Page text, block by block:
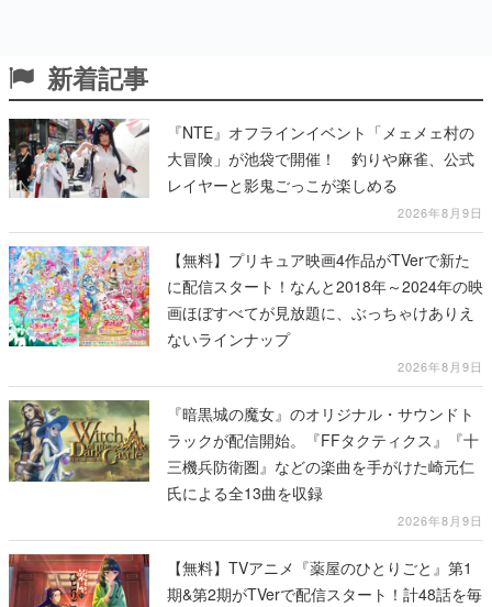
新着記事
『NTE』オフラインイベント「メェメェ村の
大冒険」が池袋で開催！ 釣りや麻雀、公式
レイヤーと影鬼ごっこが楽しめる
2026年8月9日
【無料】プリキュア映画4作品がTVerで新た
に配信スタート！なんと2018年～2024年の映
画ほぼすべてが見放題に、ぶっちゃけありえ
ないラインナップ
2026年8月9日
『暗黒城の魔女』のオリジナル・サウンドト
ラックが配信開始。『FFタクティクス』『十
三機兵防衛圏』などの楽曲を手がけた崎元仁
氏による全13曲を収録
2026年8月9日
【無料】TVアニメ『薬屋のひとりごと』第1
期&第2期がTVerで配信スタート！計48話を毎